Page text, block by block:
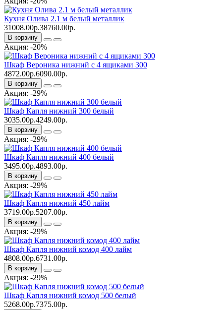
Кухня Олива 2.1 м белый металлик
31008.00р.38760.00р.
В корзину
Акция: -20%
Шкаф Вероника нижний с 4 ящиками 300
4872.00р.6090.00р.
В корзину
Акция: -29%
Шкаф Капля нижний 300 белый
3035.00р.4249.00р.
В корзину
Акция: -29%
Шкаф Капля нижний 400 белый
3495.00р.4893.00р.
В корзину
Акция: -29%
Шкаф Капля нижний 450 лайм
3719.00р.5207.00р.
В корзину
Акция: -29%
Шкаф Капля нижний комод 400 лайм
4808.00р.6731.00р.
В корзину
Акция: -29%
Шкаф Капля нижний комод 500 белый
5268.00р.7375.00р.